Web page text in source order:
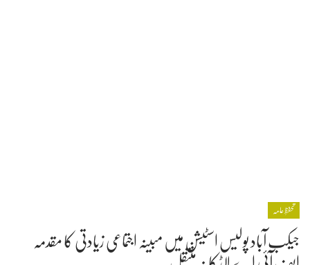
تحفظِ عامہ
جیکب آباد پولیس اسٹیشن میں مبینہ اجتماعی زیادتی کا مقدمہ